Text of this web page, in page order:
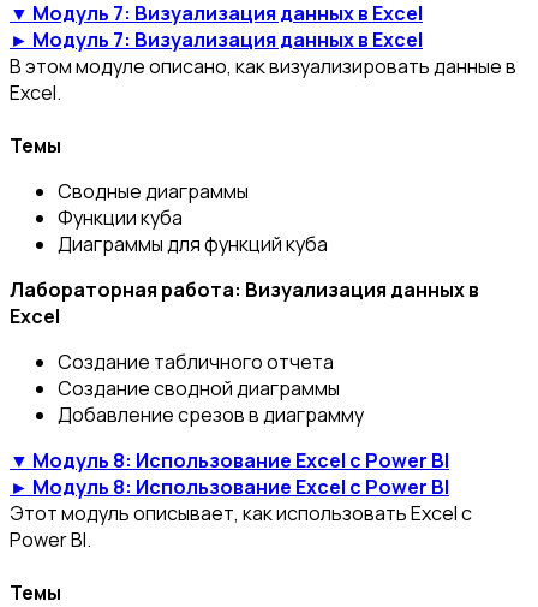
▼ Модуль 7: Визуализация данных в Excel
► Модуль 7: Визуализация данных в Excel
В этом модуле описано, как визуализировать данные в
Excel.
Темы
Сводные диаграммы
Функции куба
Диаграммы для функций куба
Лабораторная работа: Визуализация данных в
Excel
Создание табличного отчета
Создание сводной диаграммы
Добавление срезов в диаграмму
▼ Модуль 8: Использование Excel с Power BI
► Модуль 8: Использование Excel с Power BI
Этот модуль описывает, как использовать Excel с
Power BI.
Темы